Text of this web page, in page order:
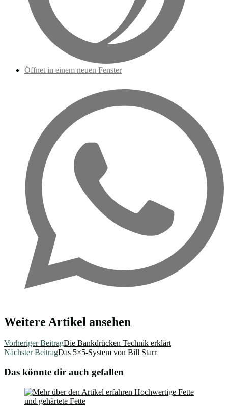
Öffnet in einem neuen Fenster
Weitere Artikel ansehen
Vorheriger BeitragDie Bankdrücken Technik erklärt
Nächster BeitragDas 5×5-System von Bill Starr
Das könnte dir auch gefallen